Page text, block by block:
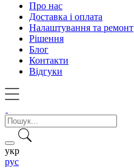
Про нас
Доставка і оплата
Налаштування та ремонт
Рішення
Блог
Контакти
Відгуки
укр
рус